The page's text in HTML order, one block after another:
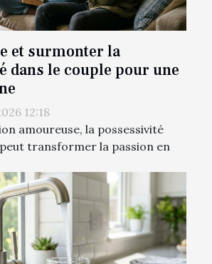
et surmonter la
dans le couple pour une
12:18
amoureuse, la possessivité
transformer la passion en